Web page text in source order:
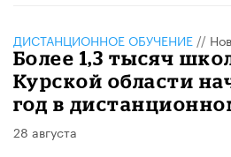
ДИСТАНЦИОННОЕ ОБУЧЕНИЕ //
Более 1,3 тысяч
Курской области
год в
28 августа